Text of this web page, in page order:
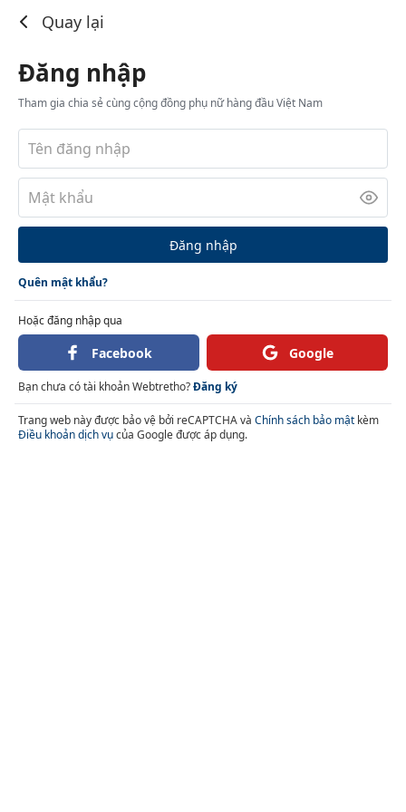
Quay lại
Đăng nhập
Tham gia chia sẻ cùng cộng đồng phụ nữ hàng đầu Việt Nam
Đăng nhập
Quên mật khẩu?
Hoặc đăng nhập qua
Facebook Google
Bạn chưa có tài khoản Webtretho?Đăng ký
Trang web này được bảo vệ bởi reCAPTCHA và Chính sách bảo mật kèm
Điều khoản dịch vụcủa Google được áp dụng.